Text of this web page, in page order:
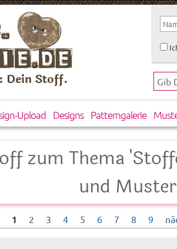
Dein Stoff.
Upload Designs Patterngalerie
zum Thema
und
1 2 3 4 5 6 7 8 9